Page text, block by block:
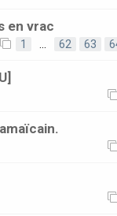
en vrac
1 62 63